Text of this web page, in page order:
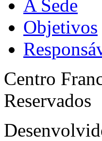
A Sede
Objetivos
Centro
Reservados